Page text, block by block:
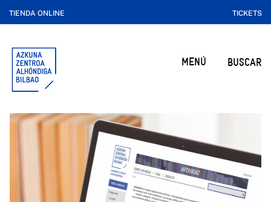
TIENDA ONLINE TICKETS
MENÚ BUSCAR